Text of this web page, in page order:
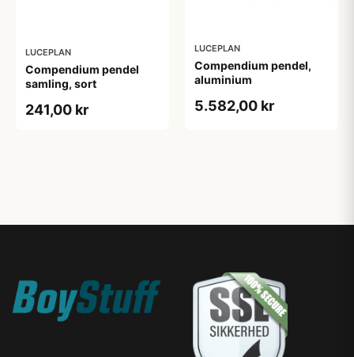
LUCEPLAN
Compendium pendel
samling, sort
241,00 kr
LUCEPLAN
Compendium pendel,
aluminium
5.582,00 kr